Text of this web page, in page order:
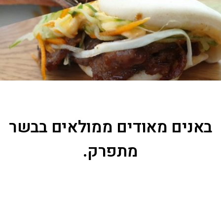
באנים מאודים ממולאים בבשר
מתפרק.